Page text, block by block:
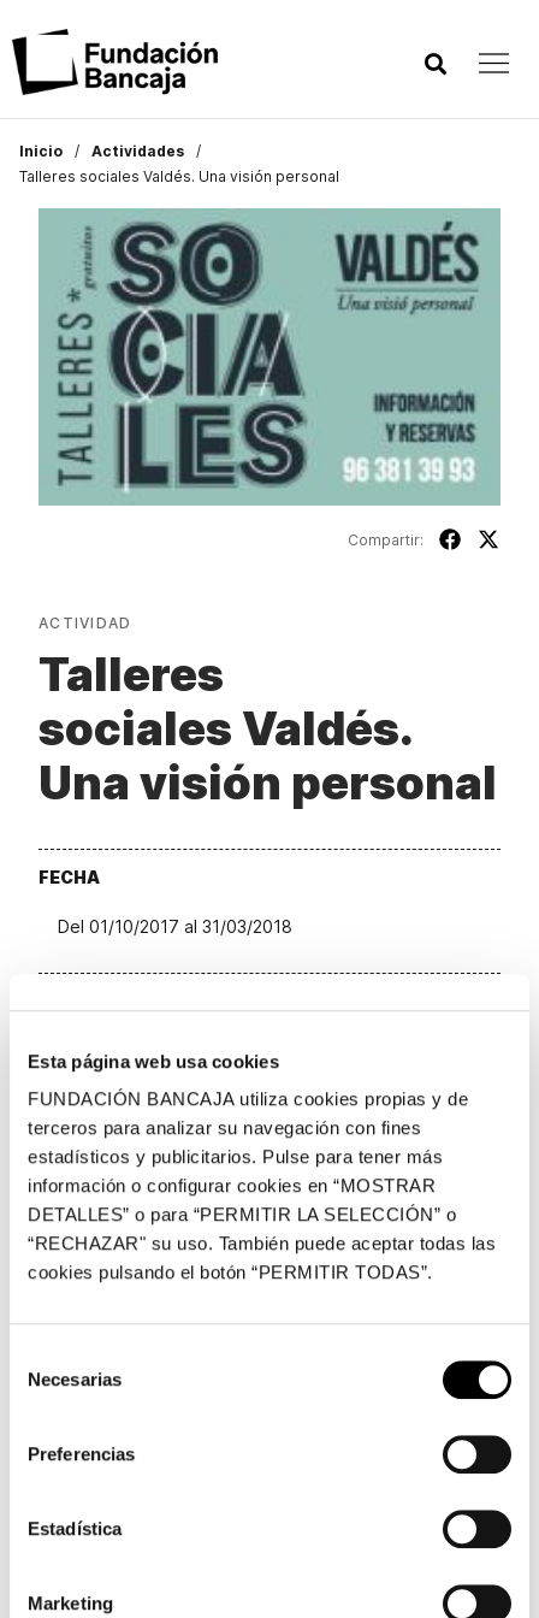
Esta página web usa cookies
FUNDACIÓN BANCAJA utiliza cookies propias y de
terceros para analizar su navegación con fines
estadísticos y publicitarios. Pulse para tener más
información o configurar cookies en “MOSTRAR
DETALLES” o para “PERMITIR LA SELECCIÓN” o
“RECHAZAR" su uso. También puede aceptar todas las
cookies pulsando el botón “PERMITIR TODAS”.
Necesarias
Preferencias
Estadística
Marketing
Inicio
Actividades
Talleres sociales Valdés. Una visión personal
Compartir:
ACTIVIDAD
Talleres
sociales Valdés.
Una visión personal
FECHA
Del 01/10/2017 al 31/03/2018
Centro Cultural Bancaja
Fundación Bancaja ofrece de octubre de 2017 a marzo
de 2018 una nueva edición de sus talleres sociales
gratuitos, vinculados en esta ocasión a la exposición de
Valdés. Una visión personal, una amplia retrospectiva
solitario desde principios de los 80 hasta la actualidad.
Valdés se ha expresado: pintura, escultura y obra
Se realizan dos talleres dirigidos a diferentes
Laactividad MotivArte
está dirigida a personas